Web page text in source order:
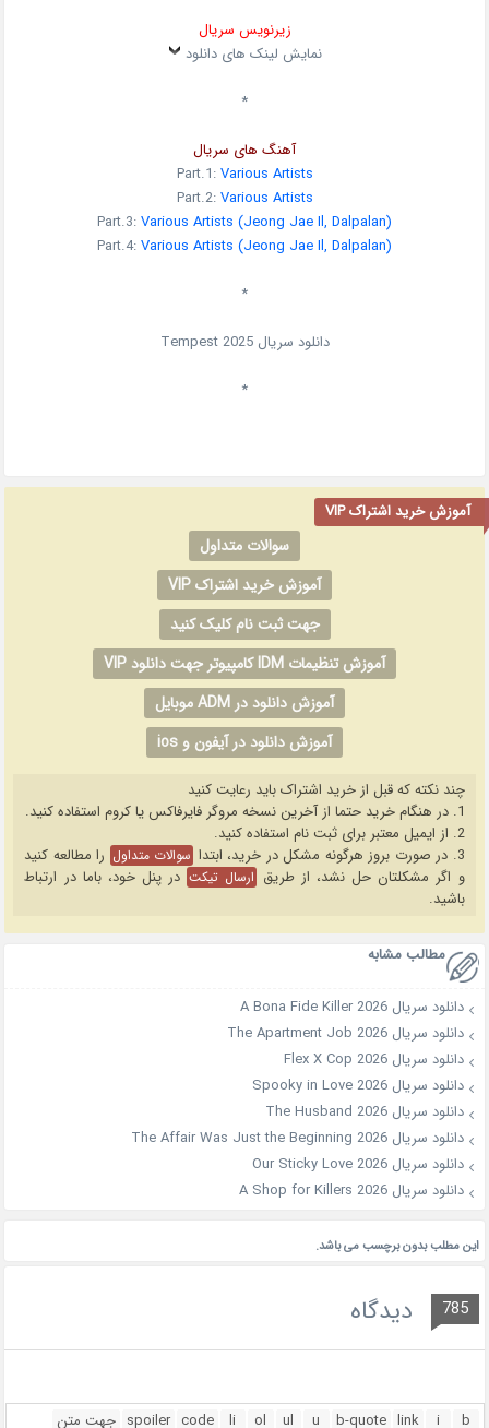
زیرنویس سریال
نمایش لینک های دانلود
*
آهنگ های سریال
Part.1:Various Artists
Part.2:Various Artists
Part.3:Various Artists (Jeong Jae Il, Dalpalan)
Part.4:Various Artists (Jeong Jae Il, Dalpalan)
*
دانلود سریال Tempest 2025
*
آموزش خرید اشتراک VIP
سوالات متداول
آموزش خرید اشتراک VIP
جهت ثبت نام کلیک کنید
آموزش تنظیمات IDM کامپیوتر جهت دانلود VIP
آموزش دانلود در ADM موبایل
آموزش دانلود در آیفون و ios
چند نکته که قبل از خرید اشتراک باید رعایت کنید
1. در هنگام خرید حتما از آخرین نسخه مروگر فایرفاکس یا کروم استفاده کنید.
2. از ایمیل معتبر برای ثبت نام استفاده کنید.
3. در صورت بروز هرگونه مشکل در خرید، ابتدا
سوالات متداول را مطالعه کنید
و اگر مشکلتان حل نشد، از طریق ارسال تیکت در پنل خود، باما در ارتباط
باشید.
مطالب مشابه
دانلود سریال A Bona Fide Killer 2026
دانلود سریال The Apartment Job 2026
دانلود سریال Flex X Cop 2026
دانلود سریال Spooky in Love 2026
دانلود سریال The Husband 2026
دانلود سریال The Affair Was Just the Beginning 2026
دانلود سریال Our Sticky Love 2026
دانلود سریال A Shop for Killers 2026
این مطلب بدون برچسب می باشد.
785 دیدگاه